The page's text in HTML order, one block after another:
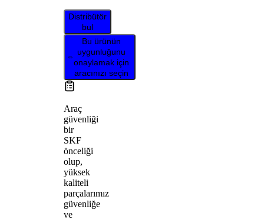
Distribütör
bul
Bu ürünün
uygunluğunu
onaylamak için
aracınızı seçin
Araç
güvenliği
bir
SKF
önceliği
olup,
yüksek
kaliteli
parçalarımız
güvenliğe
ve